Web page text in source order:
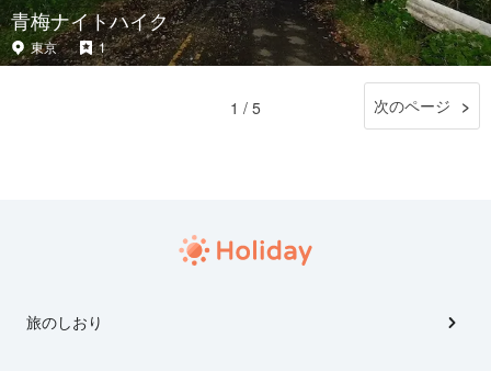
青梅ナイトハイク
東京 1
1 / 5 次のページ
旅のしおり